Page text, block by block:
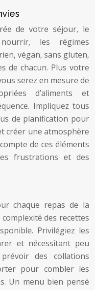
de votre séjour, le
les régimes
végan, sans gluten,
de chacun. Plus votre
serez en mesure de
d’aliments et
Impliquez tous
de planification pour
créer une atmosphère
de ces éléments
frustrations et des
chaque repas de la
des recettes
Privilégiez les
et nécessitant peu
des collations
pour combler les
Un menu bien pensé